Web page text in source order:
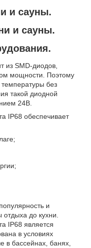
и сауны.
и сауны.
из SMD-диодов,
мощности. Поэтому
без
такой диодной
24В.
IP68 обеспечивает
и
отдыха до кухни.
IP68 является
в условиях
в бассейнах, банях,